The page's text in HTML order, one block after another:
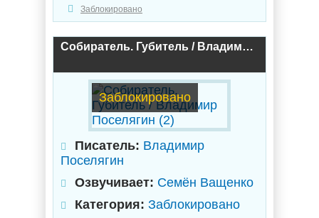
Заблокировано
Собиратель. Губитель / Владимир Поселягин (2)
Заблокировано
Писатель: Владимир
Поселягин
Озвучивает: Семён Ващенко
Категория: Заблокировано